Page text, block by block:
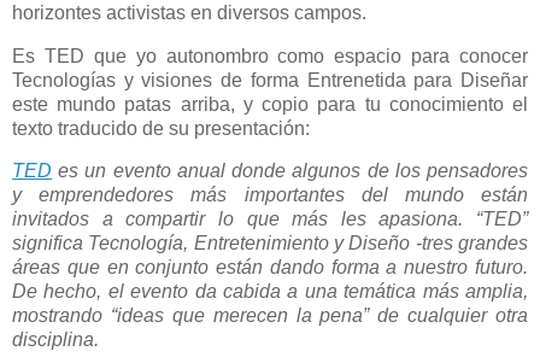
horizontes activistas en diversos campos.
Es TED que yo autonombro como espacio para conocer
Tecnologías y visiones de forma Entrenetida para Diseñar
este mundo patas arriba, y copio para tu conocimiento el
texto traducido de su presentación:
TED es un evento anual donde algunos de los pensadores
y emprendedores más importantes del mundo están
invitados a compartir lo que más les apasiona. “TED”
significa Tecnología, Entretenimiento y Diseño -tres grandes
áreas que en conjunto están dando forma a nuestro futuro.
De hecho, el evento da cabida a una temática más amplia,
mostrando “ideas que merecen la pena” de cualquier otra
disciplina.